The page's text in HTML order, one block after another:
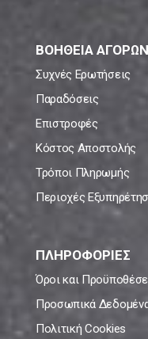
ΒΟΗΘΕΙΑ ΑΓΟΡΩΝ
Συχνές Ερωτήσεις
Παραδόσεις
Επιστροφές
Κόστος Αποστολής
Τρόποι Πληρωμής
Περιοχές
ΠΛΗΡΟΦΟΡΙΕΣ
Όροι και
Προσωπικά
Πολιτική Cookies